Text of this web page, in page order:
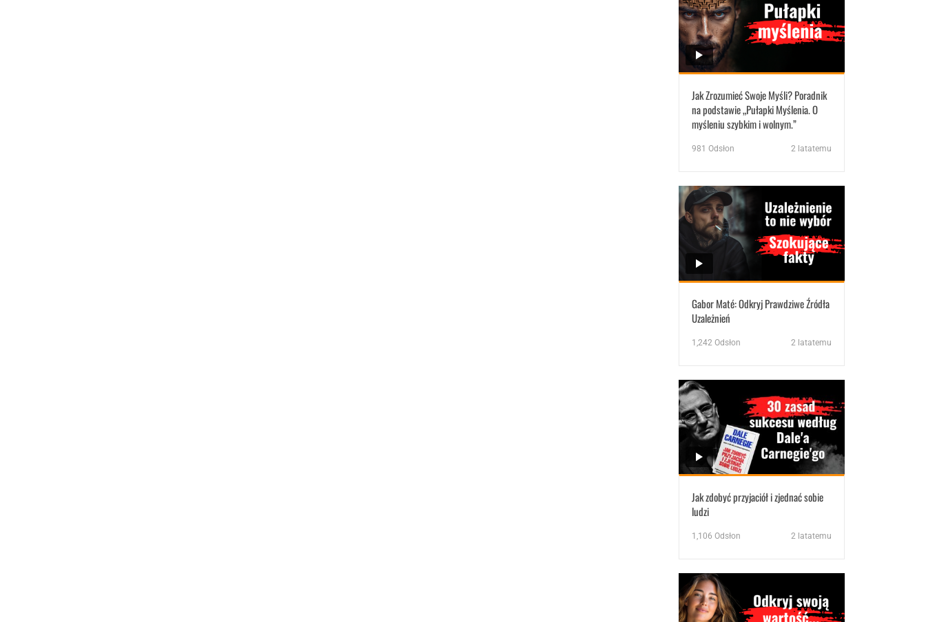
Jak Zrozumieć Swoje Myśli? Poradnik
na podstawie „Pułapki Myślenia. O
myśleniu szybkim i wolnym.”
981 Odsłon 2 latatemu
Gabor Maté: Odkryj Prawdziwe Źródła
Uzależnień
1,242 Odsłon 2 latatemu
Jak zdobyć przyjaciół i zjednać sobie
ludzi
1,106 Odsłon 2 latatemu